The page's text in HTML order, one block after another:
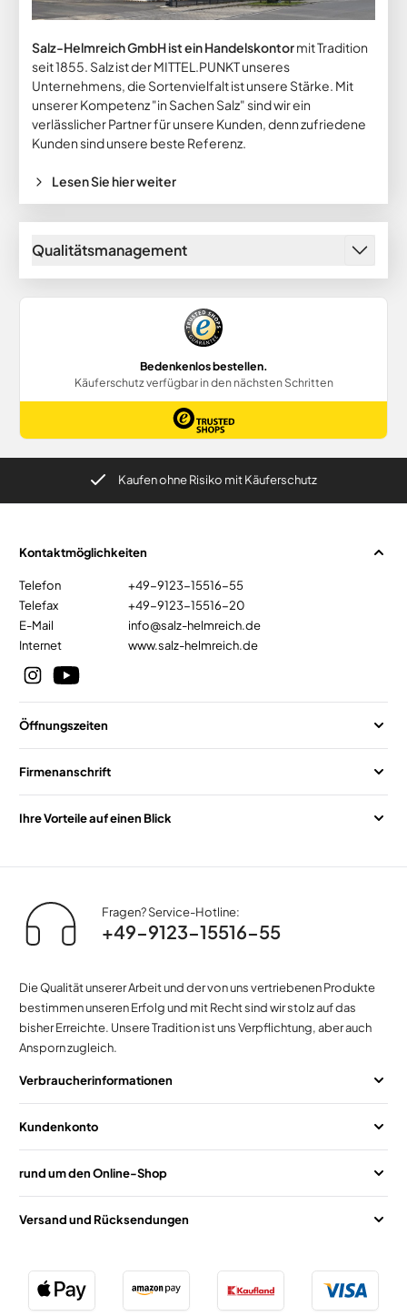
Salz-Helmreich GmbH ist ein Handelskontormit Tradition
seit 1855. Salz ist der MITTEL.PUNKT unseres
Unternehmens, die Sortenvielfalt ist unsere Stärke. Mit
unserer Kompetenz "in Sachen Salz" sind wir ein
verlässlicher Partner für unsere Kunden, denn zufriedene
Kunden sind unsere beste Referenz.
Lesen Sie hier weiter
Qualitätsmanagement
Kaufen ohne Risiko mit Käuferschutz
Kontaktmöglichkeiten
Telefon
+49-9123-15516-55
Telefax
+49-9123-15516-20
E-Mail
info@salz-helmreich.de
Internet
www.salz-helmreich.de
Öffnungszeiten
Firmenanschrift
Ihre Vorteile auf einen Blick
Fragen? Service-Hotline:
+49-9123-15516-55
Die Qualität unserer Arbeit und der von uns vertriebenen Produkte
bestimmen unseren Erfolg und mit Recht sind wir stolz auf das
bisher Erreichte. Unsere Tradition ist uns Verpflichtung, aber auch
Ansporn zugleich.
Verbraucherinformationen
Kundenkonto
rund um den Online-Shop
Versand und Rücksendungen